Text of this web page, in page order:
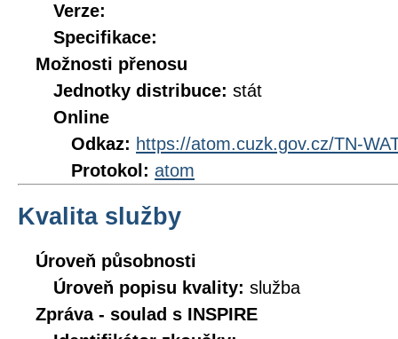
Verze:
Specifikace:
Možnosti přenosu
Jednotky distribuce: stát
Online
Odkaz: https://atom.cuzk.gov.cz/TN-
Protokol: atom
Kvalita služby
Úroveň působnosti
Úroveň popisu kvality: služba
Zpráva - soulad s INSPIRE